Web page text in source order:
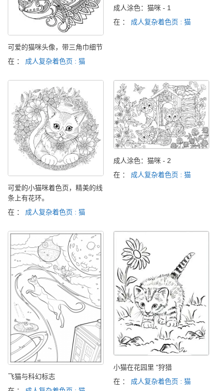
可爱的猫咪头像，带三角巾细节
在 ： 成人复杂着色页 : 猫
成人涂色：猫咪 - 1
在 ： 成人复杂着色页 : 猫
可爱的小猫咪着色页，精美的线
条上有花环。
在 ： 成人复杂着色页 : 猫
成人涂色：猫咪 - 2
在 ： 成人复杂着色页 : 猫
飞猫与科幻标志
小猫在花园里 "狩猎
在 ： 成人复杂着色页 : 猫